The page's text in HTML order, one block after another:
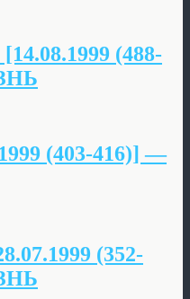
(488-
(403-416)] —
(352-